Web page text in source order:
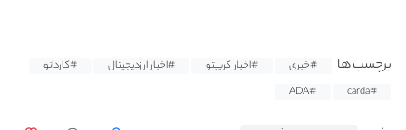
برچسب ها #خبری #اخبار کریپتو #اخبار ارزدیجیتال
#کاردانو
#carda
#ADA